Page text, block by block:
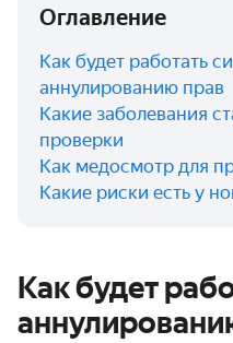
Оглавление
Как будет работать
аннулированию прав
Какие заболевания
проверки
Как медосмотр для
Какие риски есть у
Как будет